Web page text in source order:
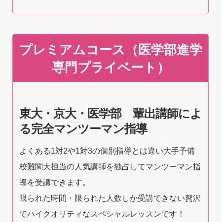
プレミアムコース（医学部進学
専門プライベート）
東大・京大・医学部 輩出講師によ
る完全マンツーマン指導
よくある1対2や1対3の個別指導とは違い大手予備
校難関大担当の人気講師を独占してマンツーマン指
導を受講できます。
限られた時間・限られた人数しか受講できない贅沢
でハイクオリティなスペシャルレッスンです！